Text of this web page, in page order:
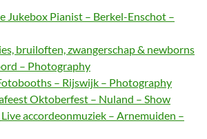
Jukebox Pianist – Berkel-Enschot –
bruiloften, zwangerschap & newborns
– Photography
– Rijswijk – Photography
Oktoberfest – Nuland – Show
accordeonmuziek – Arnemuiden –